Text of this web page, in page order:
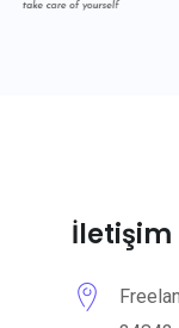
İletişim